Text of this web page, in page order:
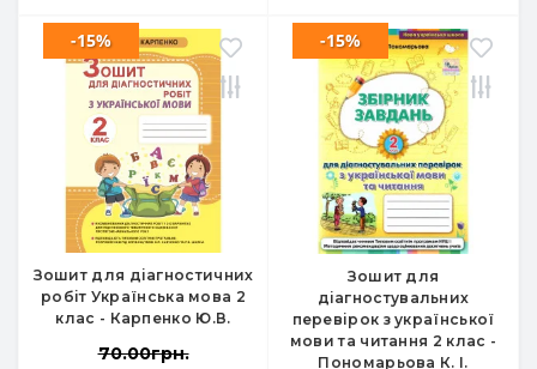
Зошит для діагностичних
робіт Українська мова 2
клас - Карпенко Ю.В.
-15%
70.00грн.
Зошит для
діагностувальних
перевірок з української
мови та читання 2 клас -
Пономарьова К. І.
-15%